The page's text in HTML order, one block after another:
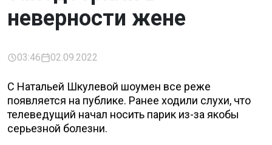
неверности жене
03:46 02.09.2022
С Натальей Шкулевой шоумен все реже
появляется на публике. Ранее ходили слухи, что
телеведущий начал носить парик из-за якобы
серьезной болезни.